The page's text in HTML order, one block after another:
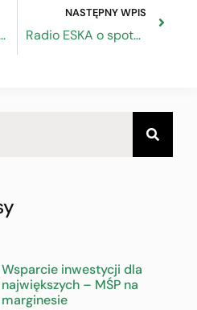
w Kaliszu
NASTĘPNY WPIS
Radio ESKA o spotkaniu w Kaliszu
Wsparcie inwestycji dla
największych – MŚP na
marginesie